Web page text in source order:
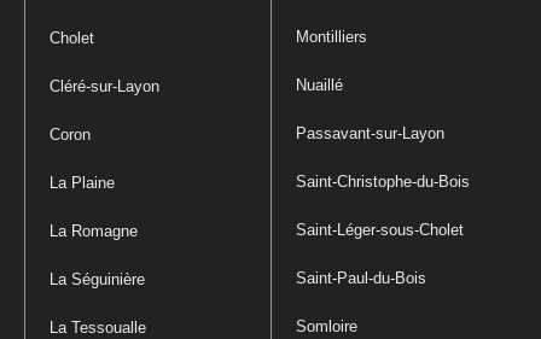
Cholet
Cléré-sur-Layon
Coron
La Plaine
La Romagne
La Séguinière
La Tessoualle
Montilliers
Nuaillé
Passavant-sur-Layon
Saint-Christophe-du-Bois
Saint-Léger-sous-Cholet
Saint-Paul-du-Bois
Somloire